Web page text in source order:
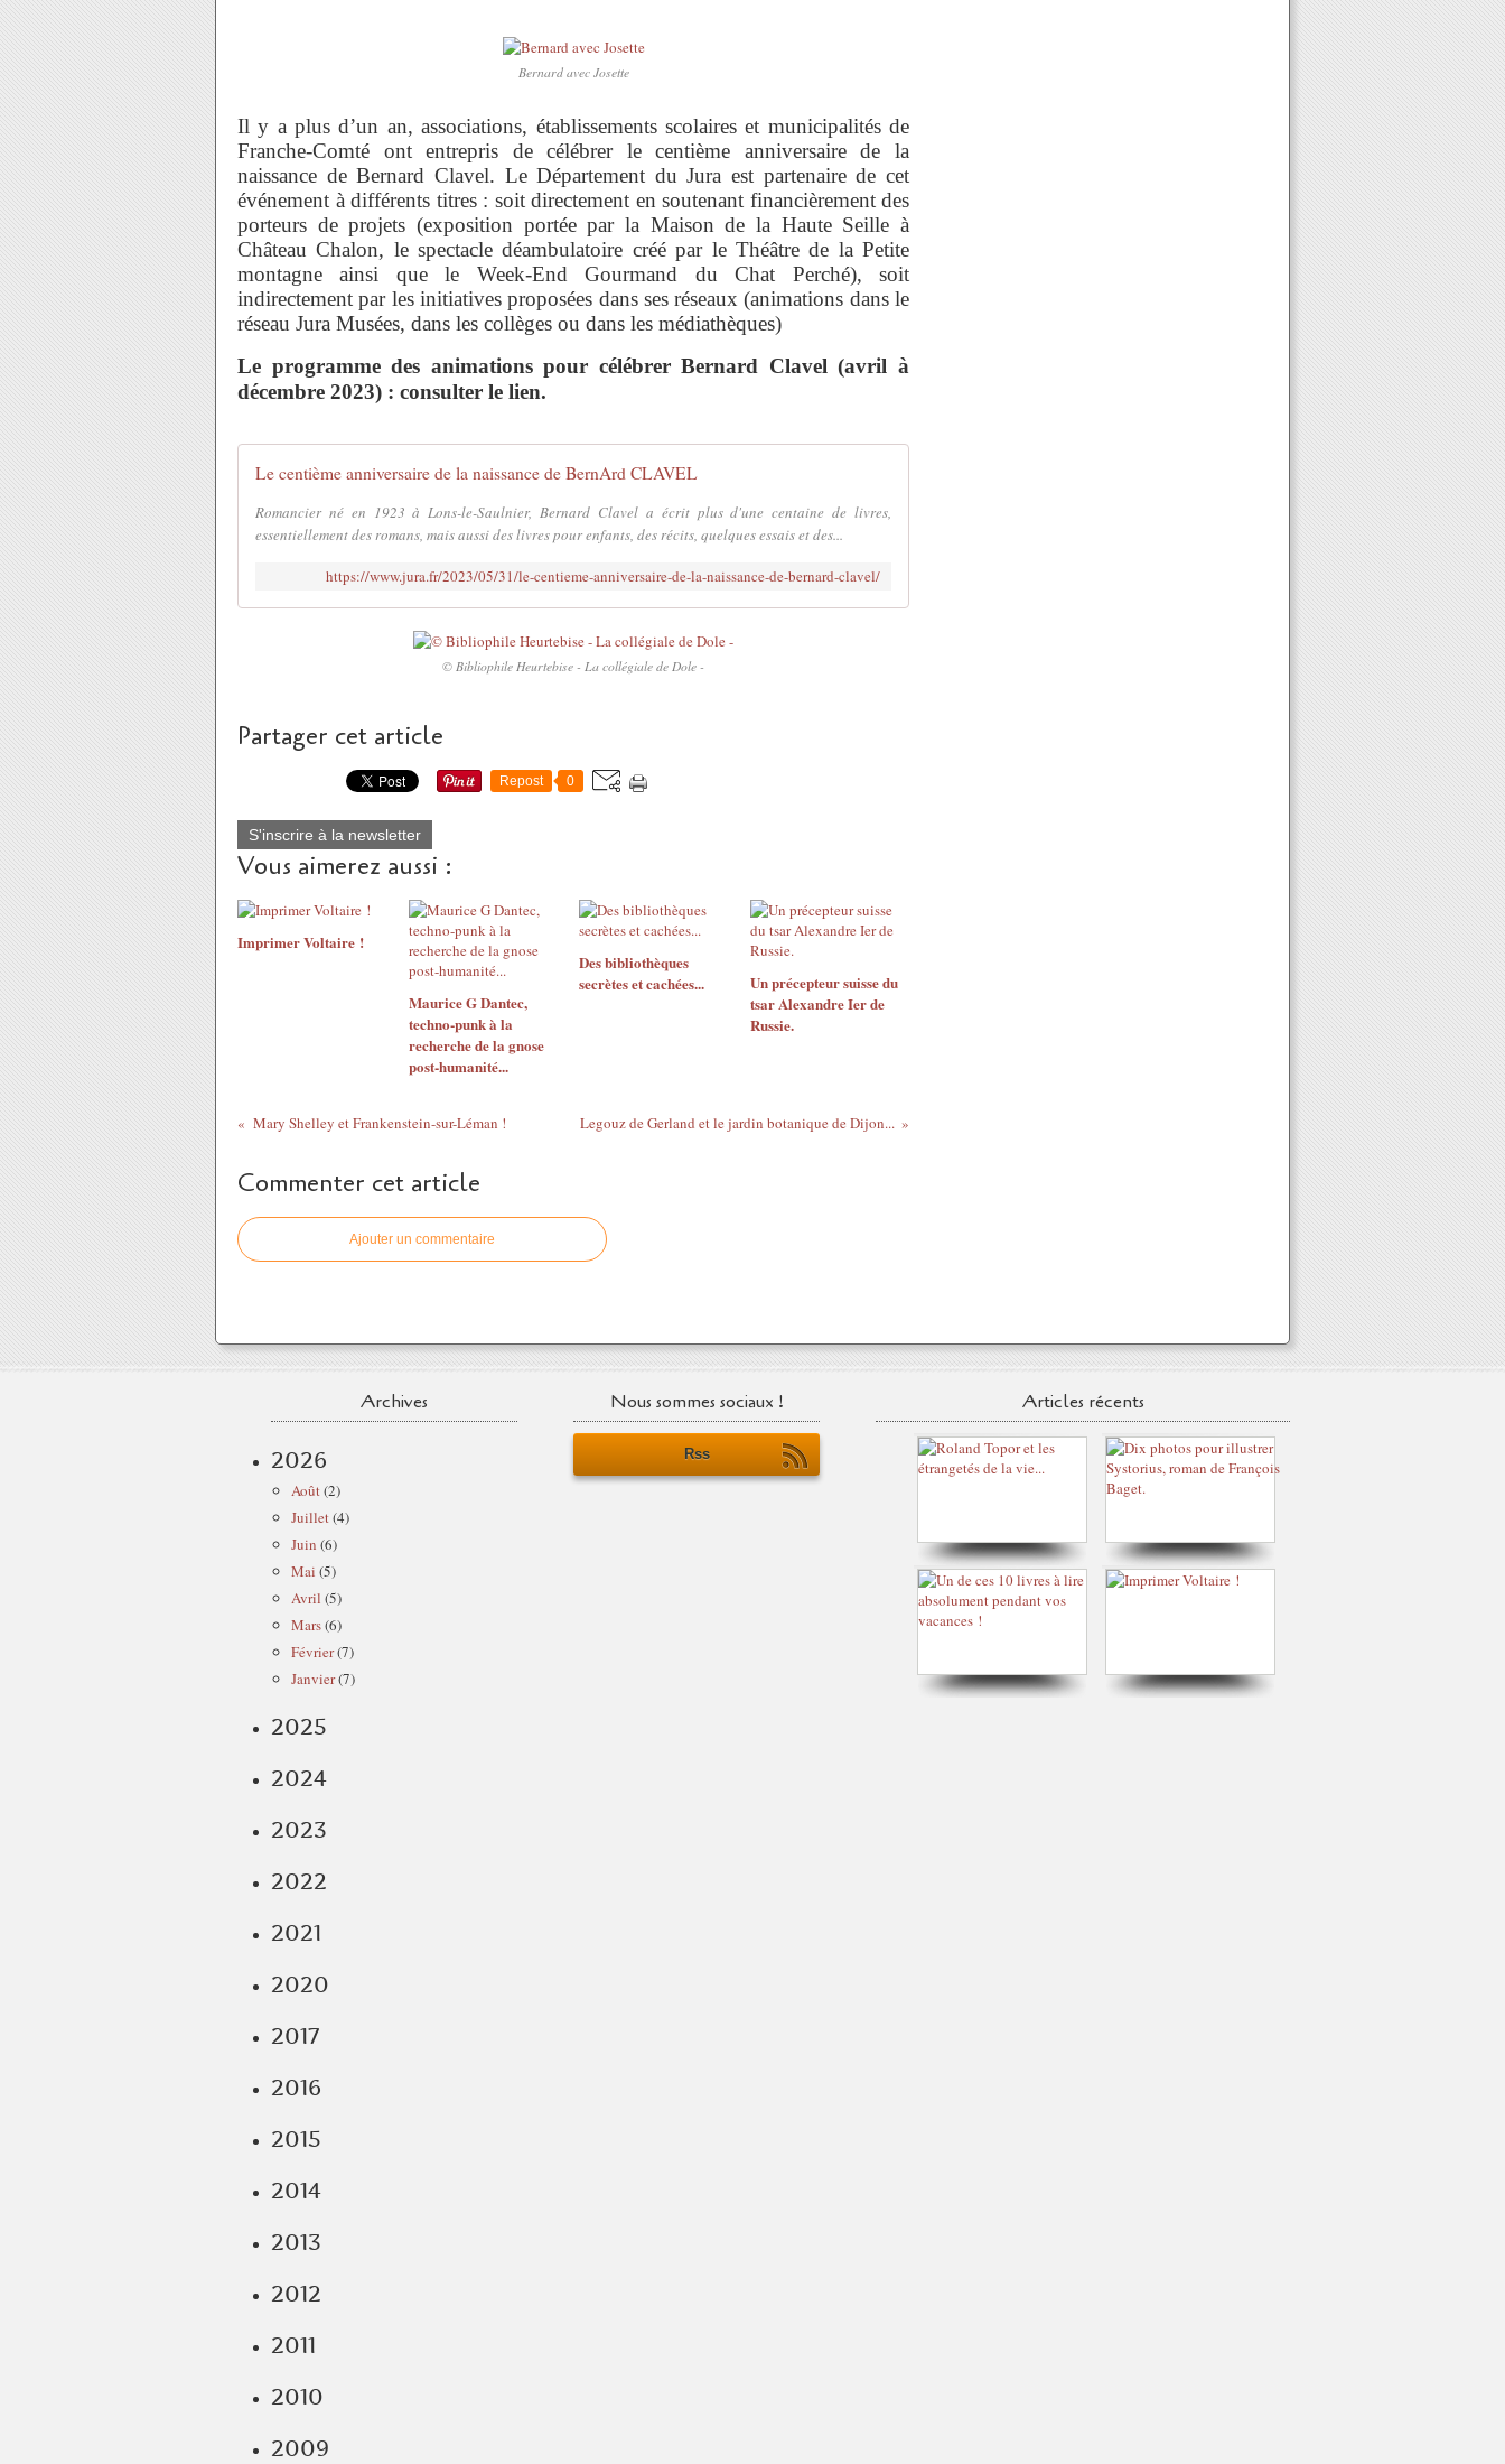
Bernard avec Josette
Il y a plus d’un an, associations, établissements scolaires et municipalités de
Franche-Comté ont entrepris de célébrer le centième anniversaire de la
naissance de Bernard Clavel. Le Département du Jura est partenaire de cet
événement à différents titres : soit directement en soutenant financièrement des
porteurs de projets (exposition portée par la Maison de la Haute Seille à
Château Chalon, le spectacle déambulatoire créé par le Théâtre de la Petite
montagne ainsi que le Week-End Gourmand du Chat Perché), soit
indirectement par les initiatives proposées dans ses réseaux (animations dans le
réseau Jura Musées, dans les collèges ou dans les médiathèques)
Le programme des animations pour célébrer Bernard Clavel (avril à
décembre 2023) : consulter le lien.
Le centième anniversaire de la naissance de BernArd CLAVEL
Romancier né en 1923 à Lons-le-Saulnier, Bernard Clavel a écrit plus d'une centaine de livres,
essentiellement des romans, mais aussi des livres pour enfants, des récits, quelques essais et des...
https://www.jura.fr/2023/05/31/le-centieme-anniversaire-de-la-naissance-de-bernard-clavel/
© Bibliophile Heurtebise - La collégiale de Dole -
Partager cet article
Repost 0
S'inscrire à la newsletter
Vous aimerez aussi :
Imprimer Voltaire !
Maurice G Dantec,
techno-punk à la
recherche de la gnose
post-humanité...
Des bibliothèques
secrètes et cachées...
Un précepteur suisse du
tsar Alexandre Ier de
Russie.
Mary Shelley et Frankenstein-sur-Léman ! Legouz de Gerland et le jardin botanique de Dijon...
Commenter cet article
Ajouter un commentaire
Archives
2026
Août(2)
Juillet(4)
Juin (6)
Mai (5)
Avril (5)
Mars(6)
Février(7)
Janvier(7)
2025
2024
2023
2022
2021
2020
2017
2016
2015
2014
2013
2012
2011
2010
2009
Nous sommes sociaux !
Rss
Articles récents